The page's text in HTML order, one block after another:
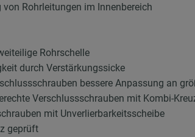
von Rohrleitungen im Innenbereich
Rohrschelle
durch Verstärkungssicke
bessere Anpassung an
Verschlussschrauben mit Kombi-
mit Unverlierbarkeitsscheibe
geprüft